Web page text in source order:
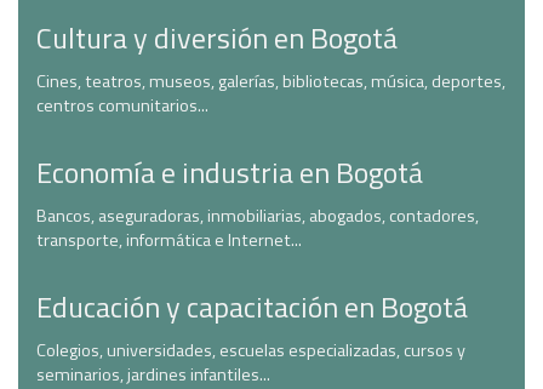
Cultura y diversión en Bogotá
Cines, teatros, museos, galerías, bibliotecas, música, deportes,
centros comunitarios...
Economía e industria en Bogotá
Bancos, aseguradoras, inmobiliarias, abogados, contadores,
transporte, informática e Internet...
Educación y capacitación en Bogotá
Colegios, universidades, escuelas especializadas, cursos y
seminarios, jardines infantiles...